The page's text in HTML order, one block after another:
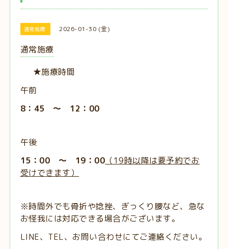
通常施療 2026-01-30 (金)
通常施療
★施療時間
午前
8：45 ～ 12：00
午後
15：00 ～ 19：00 （19時以降は要予約でお
受けできます）
※時間外でも骨折や捻挫、ぎっくり腰など、急な
お怪我には対応できる場合がございます。
LINE、TEL、お問い合わせにてご連絡ください。